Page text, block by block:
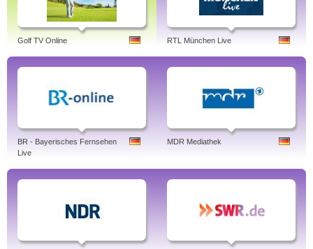
Golf TV Online RTL München Live
BR - Bayerisches Fernsehen
Live
MDR Mediathek